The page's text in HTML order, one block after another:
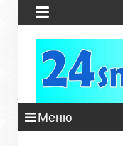

Меню